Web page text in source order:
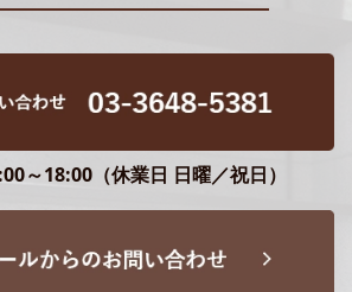
～18:00（休業日 日曜／祝日）